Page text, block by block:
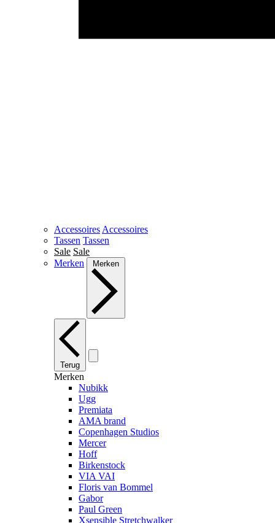
Accessoires Accessoires
Tassen Tassen
Sale Sale
Merken
Merken
Terug
Merken
Nubikk
Ugg
Premiata
AMA brand
Copenhagen Studios
Mercer
Hoff
Birkenstock
VIA VAI
Floris van Bommel
Gabor
Paul Green
Xsensible Stretchwalker